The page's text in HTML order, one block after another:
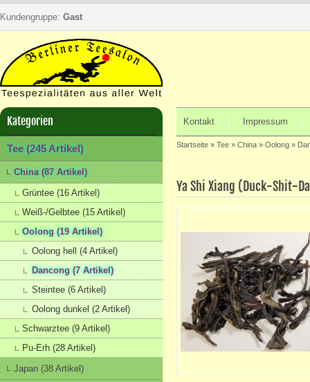
Kundengruppe: Gast
Kategorien
Tee (245 Artikel)
China (87 Artikel)
Grüntee (16 Artikel)
Weiß-/Gelbtee (15 Artikel)
Oolong (19 Artikel)
Oolong hell (4 Artikel)
Dancong (7 Artikel)
Steintee (6 Artikel)
Oolong dunkel (2 Artikel)
Schwarztee (9 Artikel)
Pu-Erh (28 Artikel)
Japan (38 Artikel)
Kontakt Impressum
Startseite » Tee » China » Oolong »
Ya Shi Xiang (Duck-Shit-